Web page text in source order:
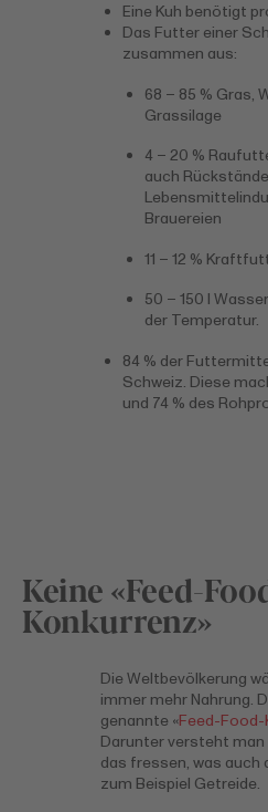
Eine Kuh benötigt
Das Futter einer
zusammen aus:
68 – 85 % Gras,
Grassilage
4 – 20 %
auch
Brauereien
11 – 12 %
50 – 150 l
der Temperatur.
84 % der
Schweiz. Diese
und 74 % des
Keine «Feed-
Konkurrenz»
Die Weltbevölkerung
immer mehr Nahrung.
genannte «Feed-
Darunter versteht
das fressen, was auch
zum Beispiel Getreide.